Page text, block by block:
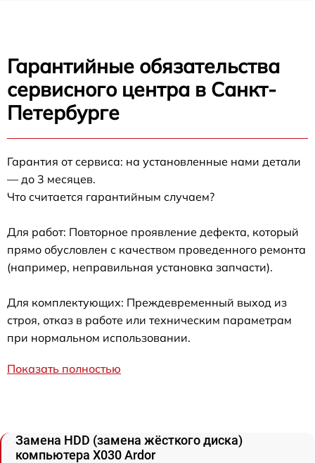
Гарантийные обязательства
сервисного центра в Санкт-
Петербурге
Гарантия от сервиса: на установленные нами детали
— до 3 месяцев.
Что считается гарантийным случаем?
Для работ: Повторное проявление дефекта, который
прямо обусловлен с качеством проведенного ремонта
(например, неправильная установка запчасти).
Для комплектующих: Преждевременный выход из
строя, отказ в работе или техническим параметрам
при нормальном использовании.
Показать полностью
Замена HDD (замена жёсткого диска)
компьютера X030 Ardor